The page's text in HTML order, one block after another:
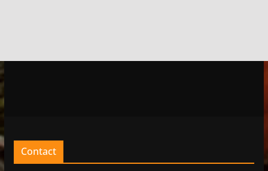
Contact